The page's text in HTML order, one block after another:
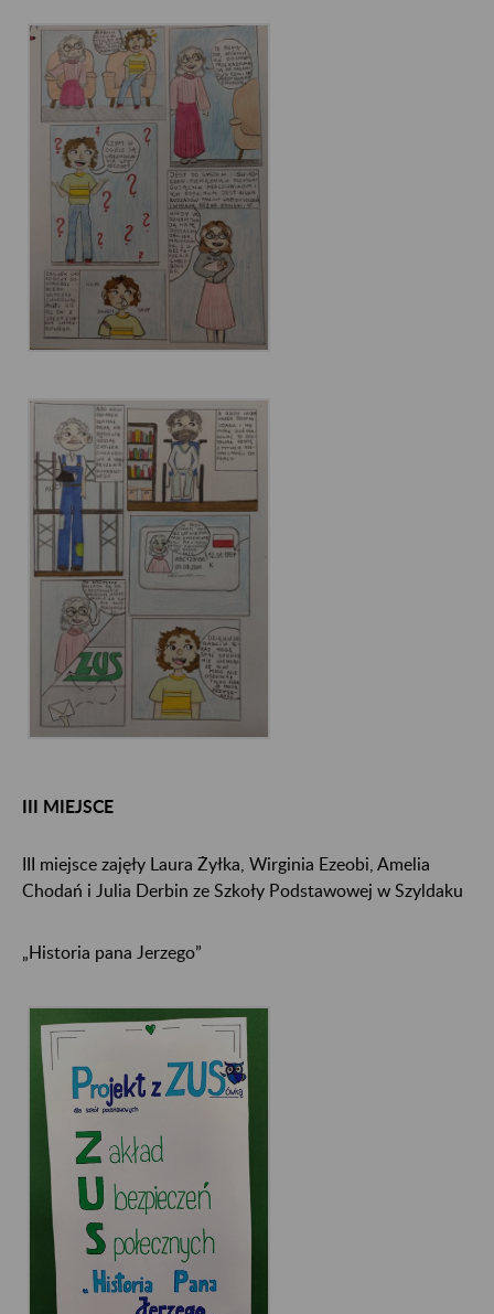
III MIEJSCE
III miejsce zajęły Laura Żyłka, Wirginia Ezeobi, Amelia
Chodań i Julia Derbin ze Szkoły Podstawowej w Szyldaku
„Historia pana Jerzego”